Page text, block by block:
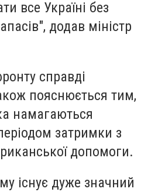
все Україні без
додав міністр
справді
пояснюється тим,
намагаються
затримки з
допомоги.
існує дуже значний